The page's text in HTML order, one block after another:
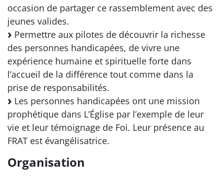
occasion de partager ce rassemblement avec des
jeunes valides.
Permettre aux pilotes de découvrir la richesse
des personnes handicapées, de vivre une
expérience humaine et spirituelle forte dans
l’accueil de la différence tout comme dans la
prise de responsabilités.
Les personnes handicapées ont une mission
prophétique dans L’Église par l’exemple de leur
vie et leur témoignage de Foi. Leur présence au
FRAT est évangélisatrice.
Organisation